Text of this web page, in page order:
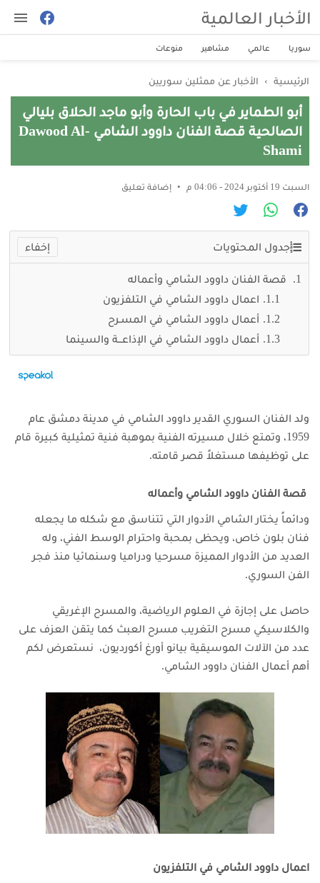
الأخبار العالمية
سوريا عالمي مشاهير منوعات
الرئيسية › الأخبار عن ممثلين سوريين
أبو الطماير في باب الحارة وأبو ماجد الحلاق بليالي
الصالحية قصة الفنان داوود الشامي Dawood Al-
Shami
السبت 19 أكتوبر 2024 - 04:06 م إضافة تعليق
جدول المحتويات
قصة الفنان داوود الشامي وأعماله
اعمال داوود الشامي في التلفزيون
أعمال داوود الشامي في المسـرح
أعمال داوود الشامي في الإذاعـــة والسينما
ولد الفنان السوري القدير داوود الشامي في مدينة دمشق عام
1959، وتمتع خلال مسيرته الفنية بموهبة فنية تمثيلية كبيرة قام
على توظيفها مستغلاً قصر قامته.
قصة الفنان داوود الشامي وأعماله
ودائماً يختار الشامي الأدوار التي تتناسق مع شكله ما يجعله
فنان بلون خاص، ويحظى بمحبة واحترام الوسط الفني، وله
العديد من الأدوار المميزة مسرحيا ودراميا وسنمائيا منذ فجر
الفن السوري.
حاصل على إجازة في العلوم الرياضية، والمسرح الإغريقي
والكلاسيكي مسرح التغريب مسرح العبث كما يتقن العزف على
عدد من الآلات الموسيقية بيانو أورغ أكورديون، نستعرض لكم
أهم أعمال الفنان داوود الشامي.
اعمال داوود الشامي في التلفزيون